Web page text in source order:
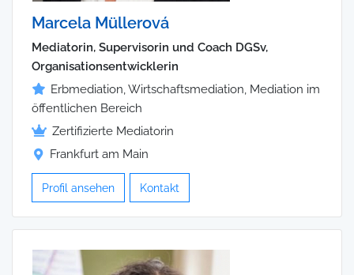
Marcela Müllerová
Mediatorin, Supervisorin und Coach DGSv,
Organisationsentwicklerin
Erbmediation, Wirtschaftsmediation, Mediation im
öffentlichen Bereich
Zertifizierte Mediatorin
Frankfurt am Main
Profil ansehen Kontakt